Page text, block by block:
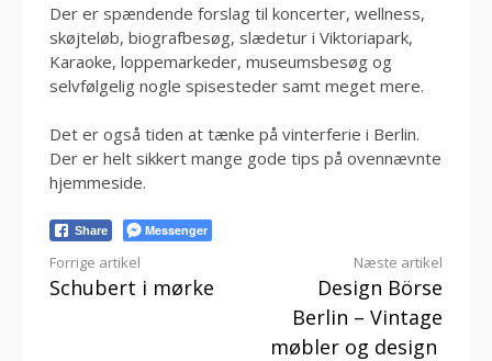
Der er spændende forslag til koncerter, wellness,
skøjteløb, biografbesøg, slædetur i Viktoriapark,
Karaoke, loppemarkeder, museumsbesøg og
selvfølgelig nogle spisesteder samt meget mere.
Det er også tiden at tænke på vinterferie i Berlin.
Der er helt sikkert mange gode tips på ovennævnte
hjemmeside.
Share Messenger
Læs
Forrige artikel
Schubert i mørke
Næste artikel
Design Börse
Berlin – Vintage
møbler og design